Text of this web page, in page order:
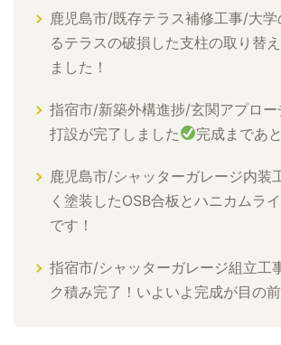
鹿児島市/既存テラス補修工事/大
るテラスの破損した支柱の取り替
ました！
指宿市/新築外構進捗/玄関アプロー
打設が完了しました
完成まであ
鹿児島市/シャッターガレージ内装
く塗装したOSB合板とハニカムラ
です！
指宿市/シャッターガレージ組立工
ク積み完了！いよいよ完成が目の前